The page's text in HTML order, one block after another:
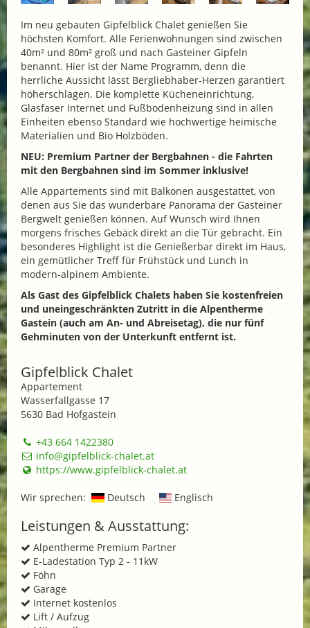
Im neu gebauten Gipfelblick Chalet genießen Sie
höchsten Komfort. Alle Ferienwohnungen sind zwischen
40m² und 80m² groß und nach Gasteiner Gipfeln
benannt. Hier ist der Name Programm, denn die
herrliche Aussicht lässt Bergliebhaber-Herzen garantiert
höherschlagen. Die komplette Kücheneinrichtung,
Glasfaser Internet und Fußbodenheizung sind in allen
Einheiten ebenso Standard wie hochwertige heimische
Materialien und Bio Holzböden.
NEU: Premium Partner der Bergbahnen - die Fahrten
mit den Bergbahnen sind im Sommer inklusive!
Alle Appartements sind mit Balkonen ausgestattet, von
denen aus Sie das wunderbare Panorama der Gasteiner
Bergwelt genießen können. Auf Wunsch wird Ihnen
morgens frisches Gebäck direkt an die Tür gebracht. Ein
besonderes Highlight ist die Genießerbar direkt im Haus,
ein gemütlicher Treff für Frühstück und Lunch in
modern-alpinem Ambiente.
Als Gast des Gipfelblick Chalets haben Sie kostenfreien
und uneingeschränkten Zutritt in die Alpentherme
Gastein (auch am An- und Abreisetag), die nur fünf
Gehminuten von der Unterkunft entfernt ist.
Gipfelblick Chalet
Appartement
Wasserfallgasse 17
5630 Bad Hofgastein
+43 664 1422380
info@gipfelblick-chalet.at
https://www.gipfelblick-chalet.at
Wir sprechen: Deutsch Englisch
Leistungen & Ausstattung:
Alpentherme Premium Partner
E-Ladestation Typ 2 - 11kW
Föhn
Garage
Internet kostenlos
Lift / Aufzug